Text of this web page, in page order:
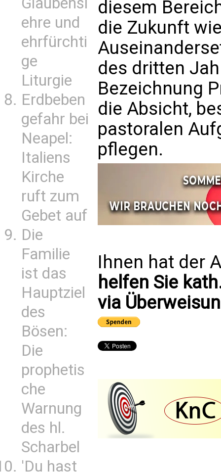
ehre und
ehrfürchti
ge
Liturgie
Erdbeben
gefahr bei
Neapel:
Italiens
Kirche
ruft zum
Gebet auf
Die
Familie
ist das
Hauptziel
des
Bösen:
Die
prophetis
che
Warnung
des hl.
Scharbel
'Du hast
diesem
die Zukunft
des dritten
Bezeichnung
die Absicht,
pastoralen
pflegen.
Ihnen hat der
helfen Sie
via